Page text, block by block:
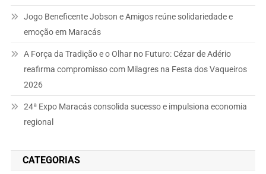
Jogo Beneficente Jobson e Amigos reúne solidariedade e
emoção em Maracás
A Força da Tradição e o Olhar no Futuro: Cézar de Adério
reafirma compromisso com Milagres na Festa dos Vaqueiros
2026
24ª Expo Maracás consolida sucesso e impulsiona economia
regional
CATEGORIAS